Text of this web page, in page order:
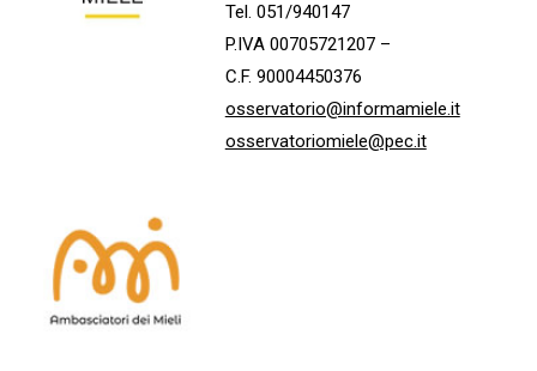
Tel. 051/940147
P.IVA 00705721207 –
C.F. 90004450376
osservatorio@informamiele.it
osservatoriomiele@pec.it